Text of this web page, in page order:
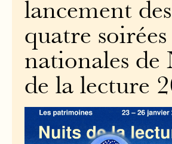
lancement des
quatre soirées
nationales de
de la lecture